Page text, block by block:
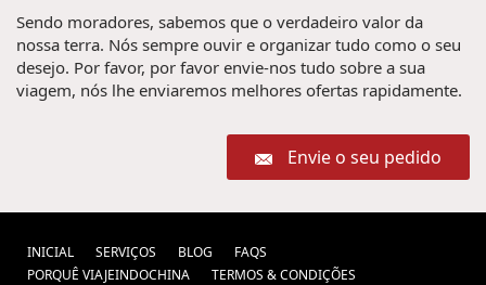
Sendo moradores, sabemos que o verdadeiro valor da
nossa terra. Nós sempre ouvir e organizar tudo como o seu
desejo. Por favor, por favor envie-nos tudo sobre a sua
viagem, nós lhe enviaremos melhores ofertas rapidamente.
Envie o seu pedido
INICIAL SERVIÇOS BLOG
FAQS
PORQUÊ VIAJEINDOCHINA
TERMOS & CONDIÇÕES